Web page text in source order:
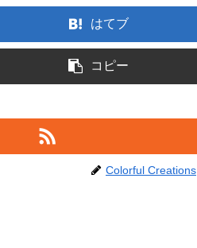
はてブ
コピー
Colorful Creations